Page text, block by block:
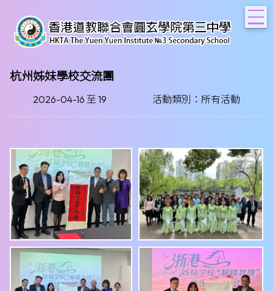
杭州姊妹學校交流團
2026-04-16 至 19 活動類別：所有活動